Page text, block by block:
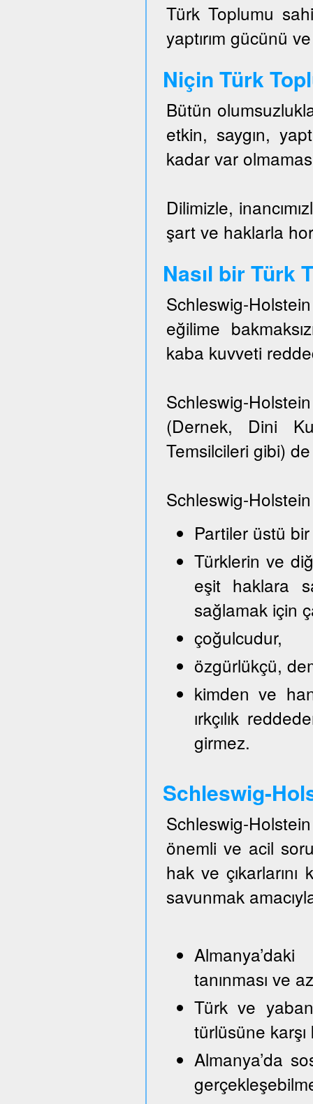
Türk Toplumu
yaptırım gücünü
Niçin Türk
Bütün
etkin, saygın,
kadar var
Dilimizle,
şart ve haklarla
Nasıl bir Türk
Schleswig-
eğilime
kaba kuvveti
Schleswig-
(Dernek, Dini
Temsilcileri gibi)
Schleswig-
Partiler üstü
Türklerin ve
eşit haklara
sağlamak için
çoğulcudur,
özgürlükçü,
kimden ve
ırkçılık
girmez.
Schleswig-
Schleswig-
önemli ve acil
hak ve
savunmak
tanınması ve
Türk ve
türlüsüne
Almanya’da